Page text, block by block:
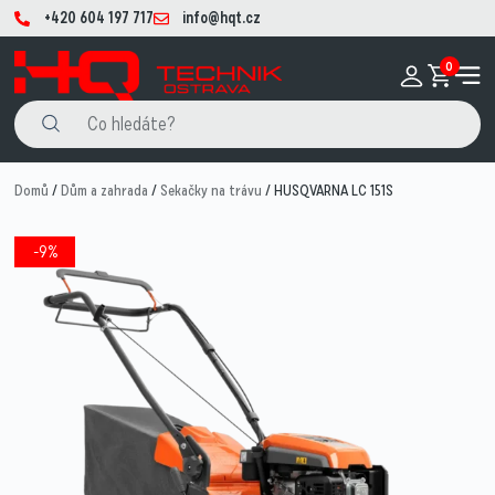
+420 604 197 717 info@hqt.cz
0
Domů /Dům a zahrada /Sekačky na trávu / HUSQVARNA LC 151S
-9%